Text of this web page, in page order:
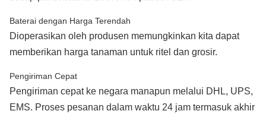
Baterai dengan Harga Terendah
Dioperasikan oleh produsen memungkinkan kita dapat
memberikan harga tanaman untuk ritel dan grosir.
Pengiriman Cepat
Pengiriman cepat ke negara manapun melalui DHL, UPS,
EMS. Proses pesanan dalam waktu 24 jam termasuk akhir